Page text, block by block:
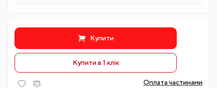
Купити
Купити в 1 клiк
Оплата частинами